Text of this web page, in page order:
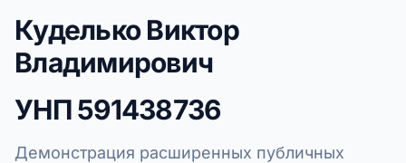
Куделько Виктор
Владимирович
УНП591438736
Демонстрация расширенных публичных